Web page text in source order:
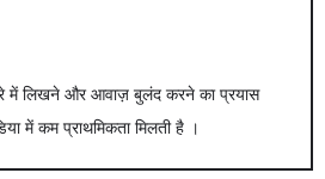
में लिखने और आवाज़ बुलंद करने का प्रयास
में कम प्राथमिकता मिलती है ।